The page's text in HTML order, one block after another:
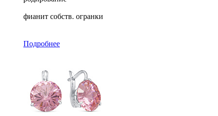
фианит собств. огранки
Подробнее